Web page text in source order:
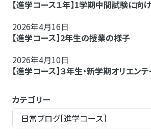
【進学コース１年】1学期中間試験に向
2026年4月16日
【進学コース】2年生の授業の様子
2026年4月10日
【進学コース】３年生・新学期オリエン
カテゴリー